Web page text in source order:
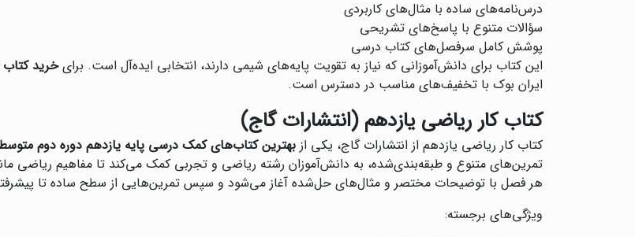
درس‌نامه‌های ساده با مثال‌های کاربردی
سؤالات متنوع با پاسخ‌های تشریحی
پوشش کامل سرفصل‌های کتاب درسی
این کتاب برای دانش‌آموزانی که نیاز به تقویت پایه‌های شیمی دارند، انتخابی ایده‌آل است. برایخرید
ایران بوک با تخفیف‌های مناسب در دسترس است.
کتاب کار ریاضی یازدهم (انتشارات گاج)
کتاب کار ریاضی یازدهم از انتشارات گاج، یکی از بهترین کتاب‌های کمک درسی پایه یازدهم دوره دوم
تمرین‌های متنوع و طبقه‌بندی‌شده، به دانش‌آموزان رشته ریاضی و تجربی کمک می‌کند تا مفاهیم ریاضی
هر فصل با توضیحات مختصر و مثال‌های حل‌شده آغاز می‌شود و سپس تمرین‌هایی از سطح ساده تا
ویژگی‌های برجسته: